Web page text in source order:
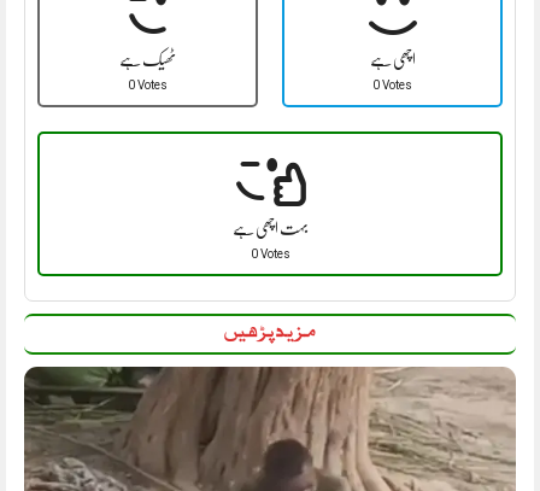
ٹھیک ہے
0 Votes
اچھی ہے
0 Votes
بہت اچھی ہے
0 Votes
مزید پڑھیں